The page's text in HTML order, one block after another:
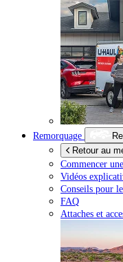
Remorquage
Retour au
Commencer
Vidéos
Conseils pour
FAQ
Attaches et